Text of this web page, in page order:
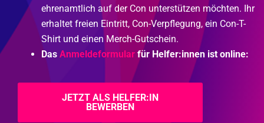
ehrenamtlich auf der Con unterstützen möchten. Ihr
erhaltet freien Eintritt, Con-Verpflegung, ein Con-T-
Shirt und einen Merch-Gutschein.
Das Anmeldeformular für Helfer:innen ist online:
JETZT ALS HELFER:IN
BEWERBEN